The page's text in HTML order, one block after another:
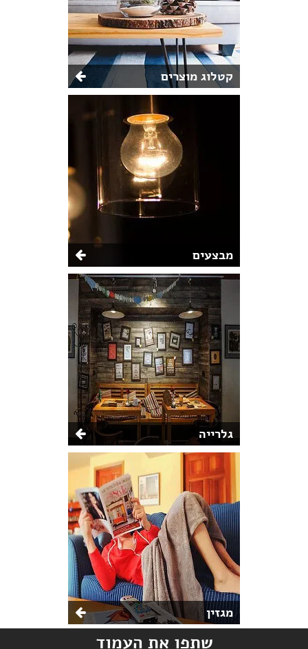
קטלוג מוצרים
מבצעים
גלרייה
מגזין
שתפו את העמוד